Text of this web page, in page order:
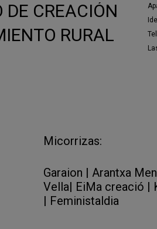
Silvestre (La Muela),
DE CREACIÓN
RURAL
Micorrizas:
Garaion
Arantxa
Vella EiMa creació
Feministaldia